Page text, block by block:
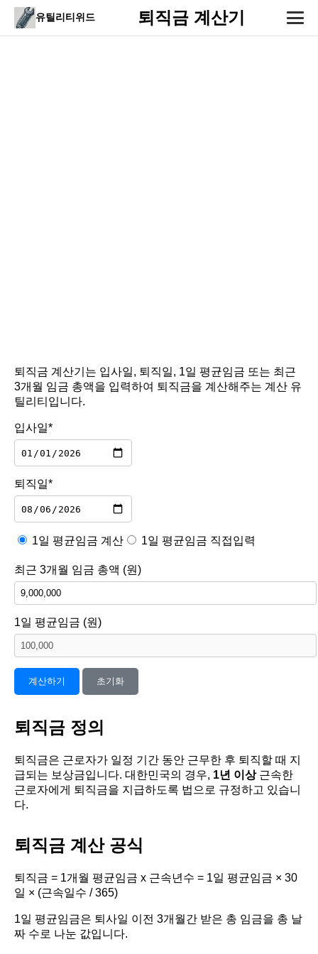
유틸리티위드 퇴직금 계산기
퇴직금 계산기는 입사일, 퇴직일, 1일 평균임금 또는 최근
3개월 임금 총액을 입력하여 퇴직금을 계산해주는 계산 유
틸리티입니다.
입사일*
퇴직일*
1일 평균임금 계산 1일 평균임금 직접입력
최근 3개월 임금 총액 (원)
1일 평균임금 (원)
계산하기 초기화
퇴직금 정의
퇴직금은 근로자가 일정 기간 동안 근무한 후 퇴직할 때 지
급되는 보상금입니다. 대한민국의 경우, 1년 이상근속한
근로자에게 퇴직금을 지급하도록 법으로 규정하고 있습니
다.
퇴직금 계산 공식
퇴직금 = 1개월 평균임금 x 근속년수 = 1일 평균임금 × 30
일 × (근속일수 / 365)
1일 평균임금은 퇴사일 이전 3개월간 받은 총 임금을 총 날
짜 수로 나눈 값입니다.